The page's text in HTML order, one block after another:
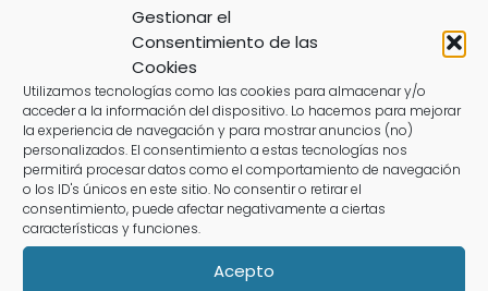
Gestionar el
Consentimiento de las
Cookies
Utilizamos tecnologías como las cookies para almacenar y/o
acceder a la información del dispositivo. Lo hacemos para mejorar
la experiencia de navegación y para mostrar anuncios (no)
personalizados. El consentimiento a estas tecnologías nos
permitirá procesar datos como el comportamiento de navegación
o los ID's únicos en este sitio. No consentir o retirar el
consentimiento, puede afectar negativamente a ciertas
características y funciones.
Acepto
aprovechamiento por
turno
Derecho De Los Animales
Intereses De tarjetas
Nulidad de contrato
registro de la propiedad